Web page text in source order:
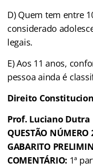
D) Quem tem entre
considerado
legais.
E) Aos 11 anos,
pessoa ainda é
Direito
Prof. Luciano Dutra
QUESTÃO NÚMERO
GABARITO
COMENTÁRIO: 1ª